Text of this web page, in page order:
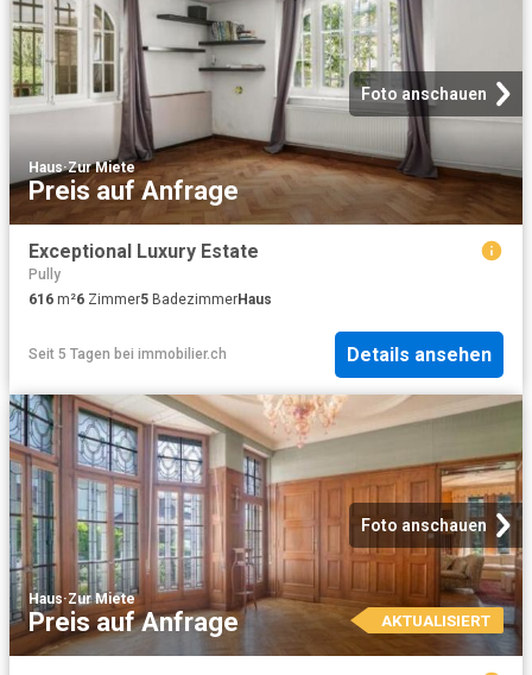
Foto anschauen
Haus·Zur Miete
Preis auf Anfrage
Exceptional Luxury Estate
Pully
616 m²6 Zimmer5 BadezimmerHaus
Seit 5 Tagen bei immobilier.ch Details ansehen
Foto anschauen
Haus·Zur Miete
Preis auf Anfrage AKTUALISIERT